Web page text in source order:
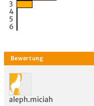
3
4
5
6
aleph.miciah